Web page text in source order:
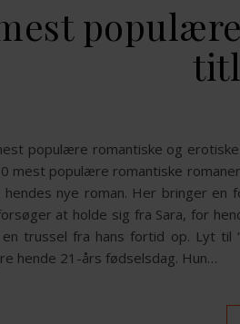
populære romantiske og
mest populære romantiske
nye roman. Her bringer en
at holde sig fra Sara, for
trussel fra hans fortid op. Lyt til
hende 21-års fødselsdag. Hun…